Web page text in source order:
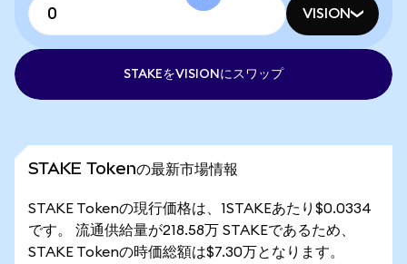
VISION
STAKEをVISIONにスワップ
STAKE Tokenの最新市場情報
STAKE Tokenの現行価格は、1STAKEあたり$0.0334
です。 流通供給量が218.58万 STAKEであるため、
STAKE Tokenの時価総額は$7.30万となります。